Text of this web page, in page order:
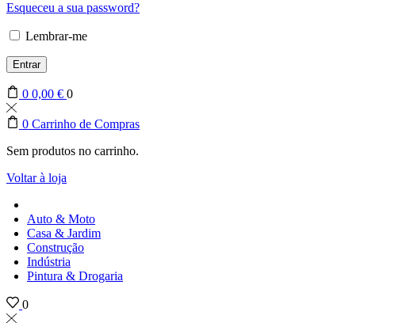
Esqueceu a sua password?
Lembrar-me
Entrar
0 0,00 € 0
0 Carrinho de Compras
Sem produtos no carrinho.
Voltar à loja
Auto & Moto
Casa & Jardim
Construção
Indústria
Pintura & Drogaria
0